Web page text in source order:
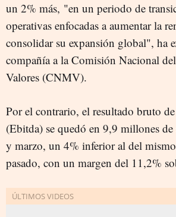
un 2% más, "en un periodo de
operativas enfocadas a aumentar la
consolidar su expansión global", ha
compañía a la Comisión Nacional
Valores (CNMV).
Por el contrario, el resultado bruto
(Ebitda) se quedó en 9,9 millones de
y marzo, un 4% inferior al del
pasado, con un margen del 11,2%